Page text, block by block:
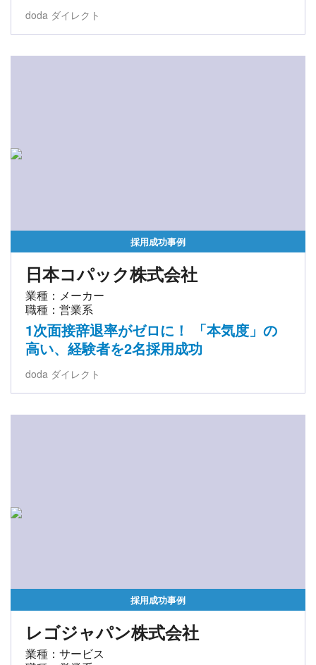
doda ダイレクト
採用成功事例
日本コパック株式会社
業種：メーカー
職種：営業系
1次面接辞退率がゼロに！ 「本気度」の
高い、経験者を2名採用成功
doda ダイレクト
採用成功事例
レゴジャパン株式会社
業種：サービス